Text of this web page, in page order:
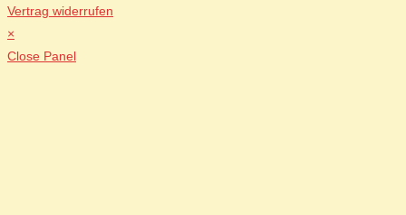
Vertrag widerrufen
×
Close Panel